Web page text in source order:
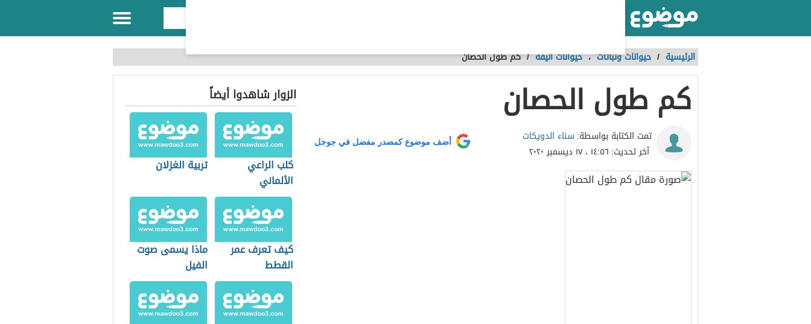
الرئيسية / حيوانات ونباتات،حيوانات أليفة /كم طول الحصان
كم طول الحصان
تمت الكتابة بواسطة:سناء الدويكات
آخر تحديث: ١٤:٥٦ ، ١٧ ديسمبر ٢٠٢٠
أضف موضوع كمصدر مفضل في جوجل
الزوار شاهدوا أيضاً
كلب الراعي
الألماني
تربية الغزلان
كيف تعرف عمر
القطط
ماذا يسمى صوت
الفيل